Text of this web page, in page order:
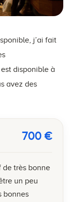
j’ai fait
disponible à
avez des
700 €
de très bonne
un peu
bonnes